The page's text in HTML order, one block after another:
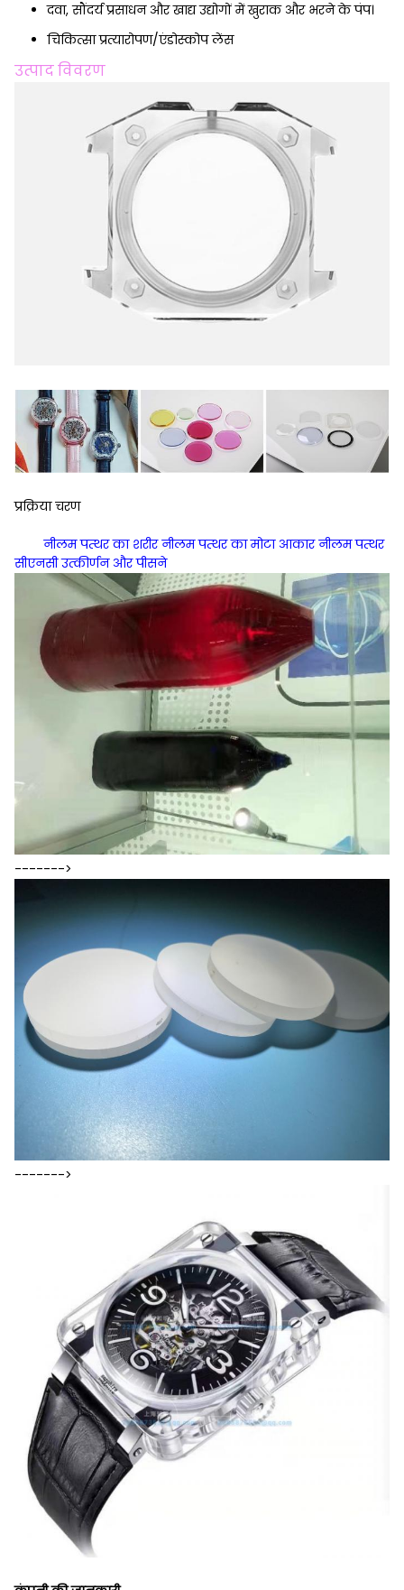
दवा, सौंदर्य प्रसाधन और खाद्य उद्योगों में खुराक और भरने के पंप।
चिकित्सा प्रत्यारोपण/एंडोस्कोप लेंस
उत्पाद विवरण
प्रक्रिया चरण
नीलम पत्थर का शरीर नीलम पत्थर का मोटा आकार नीलम पत्थर
सीएनसी उत्कीर्णन और पीसने
------->
------->